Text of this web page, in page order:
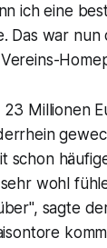
ich eine
Das war
Millionen
schon
wohl
sagte